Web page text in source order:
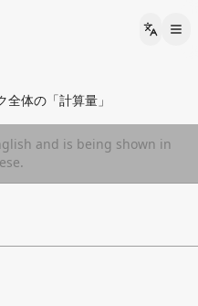
体の「計算量」
and is being shown in